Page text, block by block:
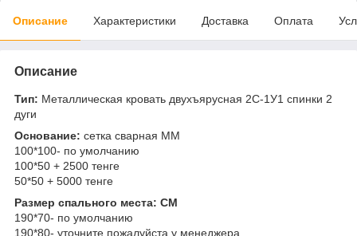
Описание Характеристики Доставка Оплата
Описание
Тип: Металлическая кровать двухъярусная 2С-1У1 спинки 2
дуги
Основание: сетка сварная ММ
100*100- по умолчанию
100*50 + 2500 тенге
50*50 + 5000 тенге
Размер спального места: СМ
190*70- по умолчанию
190*80- уточните пожалуйста у менеджера